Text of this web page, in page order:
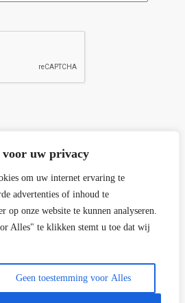
voor uw privacy
om uw internet ervaring te
advertenties of inhoud te
op onze website te kunnen analyseren.
Alles" te klikken stemt u toe dat wij
Geen toestemming voor Alles